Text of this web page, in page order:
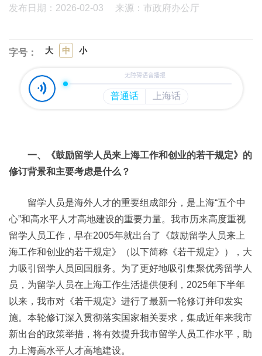
发布日期：2026-02-03 来源：市政府办公厅
字号： 大 中 小
一、《鼓励留学人员来上海工作和创业的若干规定》的
修订背景和主要考虑是什么？
留学人员是海外人才的重要组成部分，是上海“五个中
心”和高水平人才高地建设的重要力量。我市历来高度重视
留学人员工作，早在2005年就出台了《鼓励留学人员来上
海工作和创业的若干规定》（以下简称《若干规定》），大
力吸引留学人员回国服务。为了更好地吸引集聚优秀留学人
员，为留学人员在上海工作生活提供便利，2025年下半年
以来，我市对《若干规定》进行了最新一轮修订并印发实
施。本轮修订深入贯彻落实国家相关要求，集成近年来我市
新出台的政策举措，将有效提升我市留学人员工作水平，助
力上海高水平人才高地建设。